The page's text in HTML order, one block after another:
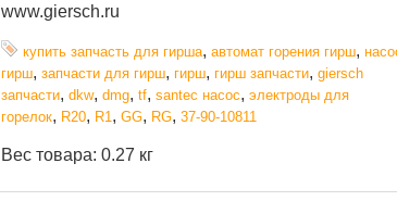
www.giersch.ru
купить запчасть для гирша, автомат горения гирш,
гирш, запчасти для гирш, гирш, гирш запчасти, giersch
запчасти, dkw, dmg, tf, santec насос, электроды для
горелок, R20, R1 , GG, RG, 37-90-10811
Вес товара: 0.27 кг